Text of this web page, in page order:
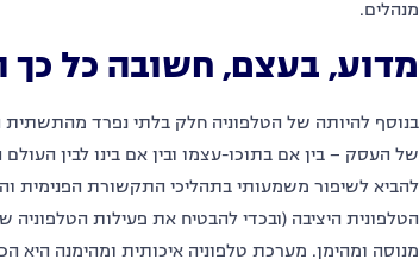
מנהלים.
מדוע, בעצם, חשובה כל כך
בנוסף להיותה של הטלפוניה חלק בלתי נפרד
של העסק – בין אם בתוכו-עצמו ובין אם בינו לבין
להביא לשיפור משמעותי בתהליכי התקשורת הפנימית
הטלפונית היציבה (ובכדי להבטיח את פעילות
מנוסה ומהימן. מערכת טלפוניה איכותית ומהימנה